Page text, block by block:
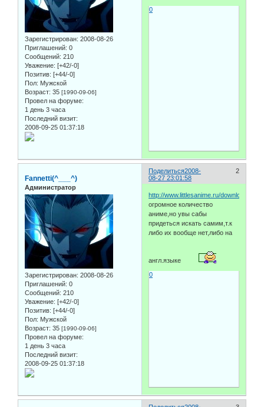
Зарегистрирован: 2008-08-26
Приглашений: 0
Сообщений: 210
Уважение: [+42/-0]
Позитив: [+44/-0]
Пол: Мужской
Возраст: 35 [1990-09-06]
Провел на форуме:
1 день 3 часа
Последний визит:
2008-09-25 01:37:18
0
Поделиться 2
2008-
08-27 23:01:58
Fannetti(^___^)
Администратор
Зарегистрирован: 2008-08-26
Приглашений: 0
Сообщений: 210
Уважение: [+42/-0]
Позитив: [+44/-0]
Пол: Мужской
Возраст: 35 [1990-09-06]
Провел на форуме:
1 день 3 часа
Последний визит:
2008-09-25 01:37:18
http://www.littlesanime.ru/downloads/
огромное количество
аниме,но увы сабы
придеться искать самим,т.к
либо их вообще нет,либо на
англ.языке
0